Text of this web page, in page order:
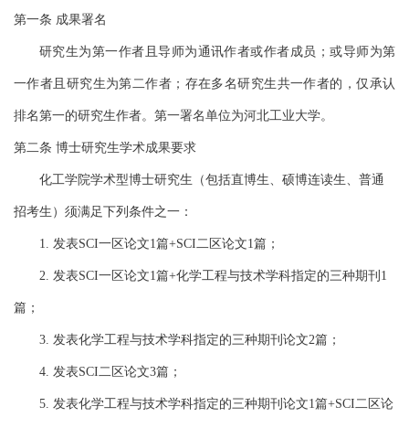
第一条 成果署名
研究生为第一作者且导师为通讯作者或作者成员 ； 或导师为第
一作者且研究生为第二作者 ；存在多名研究生共一作者的，仅承认
排名第一的研究生作者。 第一署名单位为河北工业大学。
第二条 博士研究生学术成果要求
化工学院学术型博士研究生 （包括直博生、硕博连读生、普通
招考生） 须满足下列 条件之一：
1. 发表SCI一区论文1篇+SCI二区论文1篇；
2. 发表SCI一区论文1篇+化学工程与技术学科指定的三种期刊 1
篇；
3. 发表化学工程与技术学科指定的三种期刊论文2篇；
4. 发表SCI二区论文3篇；
5. 发表化学工程与技术学科指定的三种期刊论文1篇+SCI二区论